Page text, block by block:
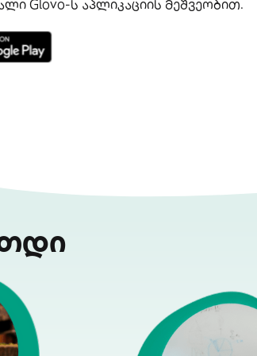
Glovo-ს აპლიკაციის მეშვეობით.